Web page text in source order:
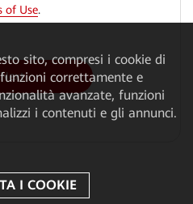
of Use.
Next
sito, compresi i cookie di
correttamente e
avanzate, funzioni
i contenuti e gli annunci.